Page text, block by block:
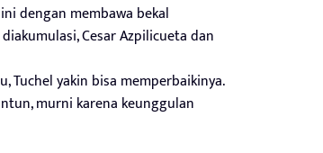
dengan membawa bekal
Cesar Azpilicueta dan
yakin bisa memperbaikinya.
murni karena keunggulan